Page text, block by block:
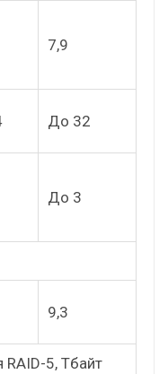
7,9
До 32
До 3
9,3
5, Тбайт